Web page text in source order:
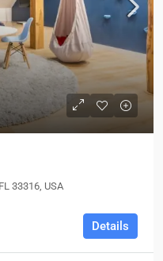
33316, USA
Details